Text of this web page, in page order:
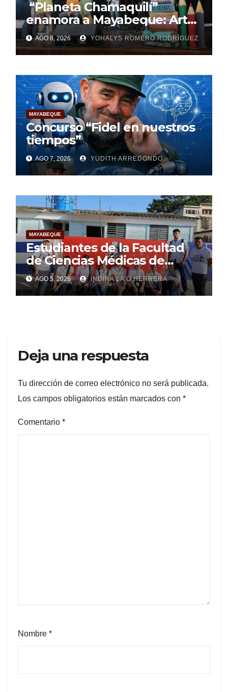
“Planeta Chamaquilí”
enamora a Mayabeque: Arte,
poesía y amor en la Semana
Mundial de la Lactancia
Materna
AGO 8, 2026 YOHALYS ROMERO RODRÍGUEZ
MAYABEQUE
Concurso “Fidel en nuestros
tiempos”
AGO 7, 2026 YUDITH ARREDONDO
MAYABEQUE
Estudiantes de la Facultad
de Ciencias Médicas de
Mayabeque realizan
pesquisa
AGO 5, 2026 INDIRA LA O HERRERA
Deja una respuesta
Tu dirección de correo electrónico no será publicada.
Los campos obligatorios están marcados con *
Comentario *
Nombre *